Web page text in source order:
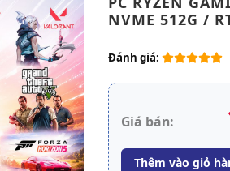
NVME 512G /
Đánh giá:
Giá bán:
Thêm vào giỏ